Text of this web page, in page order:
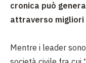
cronica può
attraverso migliori
Mentre i leader